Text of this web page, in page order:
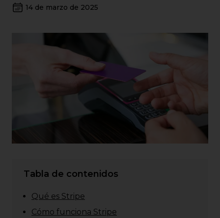
14 de marzo de 2025
Tabla de contenidos
Qué es Stripe
Cómo funciona Stripe